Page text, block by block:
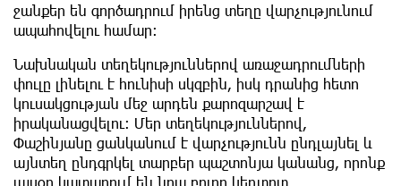
ջանքեր են գործադրում իրենց տեղը վարչությունում
ապահովելու համար։
Նախնական տեղեկություններով առաջադրումների
փուլը լինելու է հունիսի սկզբին, իսկ դրանից հետո
կուսակցության մեջ արդեն քարոզարշավ է
իրականացվելու։ Մեր տեղեկություններով,
Փաշինյանը ցանկանում է վարչությունն ընդլայնել և
այնտեղ ընդգրկել տարբեր պաշտոնյա կանանց, որոնք
այսօր կատարում են նրա բոլոր կեղտոտ